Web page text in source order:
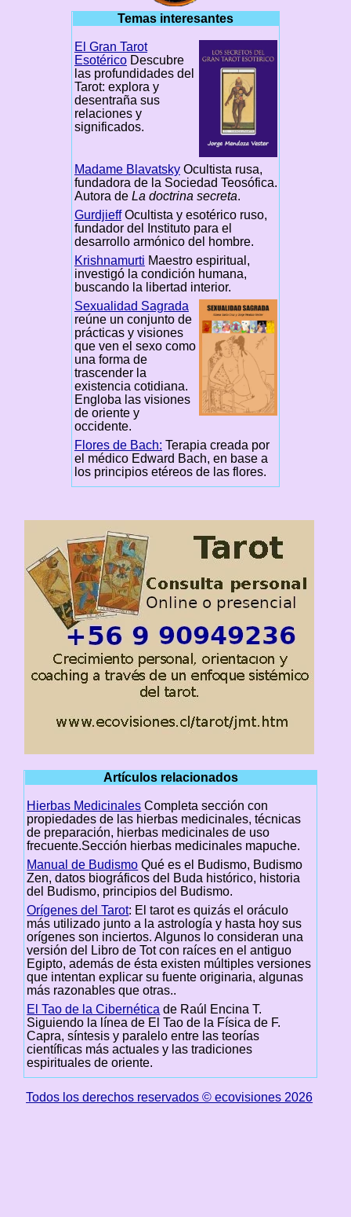
Temas interesantes
El Gran Tarot
EsotéricoDescubre
las profundidades del
Tarot: explora y
desentraña sus
relaciones y
significados.
Madame BlavatskyOcultista rusa,
fundadora de la Sociedad Teosófica.
Autora de La doctrina secreta.
GurdjieffOcultista y esotérico ruso,
fundador del Instituto para el
desarrollo armónico del hombre.
Krishnamurti Maestro espiritual,
investigó la condición humana,
buscando la libertad interior.
Sexualidad Sagrada
reúne un conjunto de
prácticas y visiones
que ven el sexo como
una forma de
trascender la
existencia cotidiana.
Engloba las visiones
de oriente y
occidente.
Flores de Bach: Terapia creada por
el médico Edward Bach, en base a
los principios etéreos de las flores.
Artículos relacionados
Hierbas Medicinales Completa sección con
propiedades de las hierbas medicinales, técnicas
de preparación, hierbas medicinales de uso
frecuente.Sección hierbas medicinales mapuche.
Manual de Budismo Qué es el Budismo, Budismo
Zen, datos biográficos del Buda histórico, historia
del Budismo, principios del Budismo.
Orígenes del Tarot: El tarot es quizás el oráculo
más utilizado junto a la astrología y hasta hoy sus
orígenes son inciertos. Algunos lo consideran una
versión del Libro de Tot con raíces en el antiguo
Egipto, además de ésta existen múltiples versiones
que intentan explicar su fuente originaria, algunas
más razonables que otras..
El Tao de la Cibernética de Raúl Encina T.
Siguiendo la línea de El Tao de la Física de F.
Capra, síntesis y paralelo entre las teorías
científicas más actuales y las tradiciones
espirituales de oriente.
Todos los derechos reservados © ecovisiones 2026